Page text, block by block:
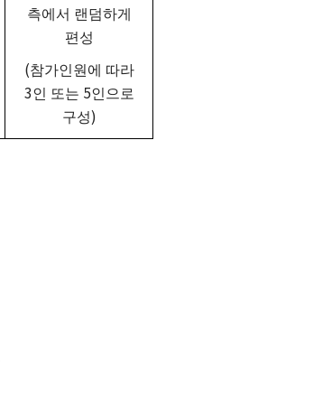
측에서 랜덤하게
편성
(참가인원에 따라
3인 또는 5인으로
구성)